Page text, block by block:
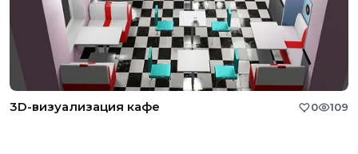
3D-визуализация кафе 0 109